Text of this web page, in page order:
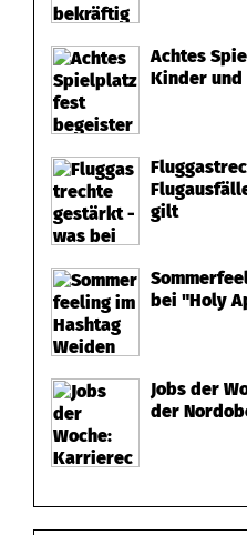
Achtes
Kinder und
gilt
bei "Holy
Jobs der
der